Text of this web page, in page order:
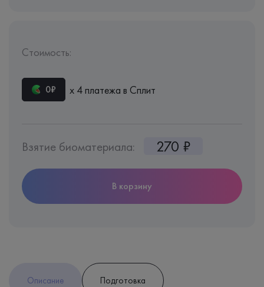
Стоимость:
0₽ х 4 платежа в Сплит
Взятие биоматериала: 270 ₽
В корзину
Описание Подготовка